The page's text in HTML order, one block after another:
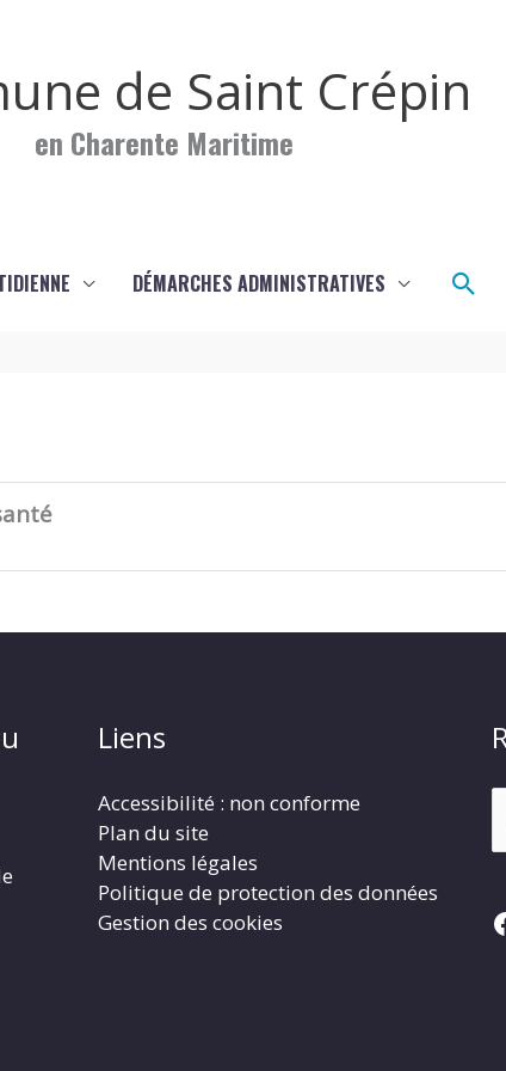
de Saint Crépin
en Charente Maritime
DÉMARCHES ADMINISTRATIVES
Liens
Accessibilité : non conforme
Plan du site
Mentions légales
Politique de protection des données
Gestion des cookies